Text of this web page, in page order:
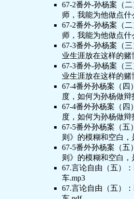
67-2番外-孙杨案（
师，我能为他做点什
67-2番外-孙杨案（
师，我能为他做点什
67-3番外-孙杨案（
业生涯放在这样的赌
67-3番外-孙杨案（
业生涯放在这样的赌
67-4番外孙杨案（四
度，如何为孙杨做辩
67-4番外孙杨案（四
度，如何为孙杨做辩
67-5番外孙杨案（五
则》的模糊和空白
67-5番外孙杨案（五
则》的模糊和空白
67.言论自由（五）
车.mp3
67.言论自由（五）